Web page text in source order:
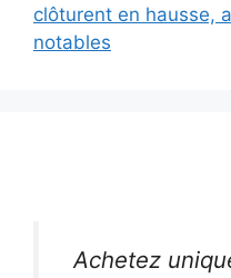
clôturent en hausse,
notables
Achetez